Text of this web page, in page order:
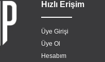
Hızlı Erişim
Üye Girişi
Üye Ol
Hesabım